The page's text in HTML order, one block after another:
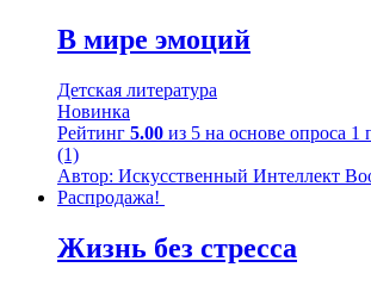
В мире эмоций
Детская литература
Новинка
Рейтинг 5.00 из 5 на основе опроса 1
(1)
Автор: Искусственный Интеллект
Распродажа!
Жизнь без стресса